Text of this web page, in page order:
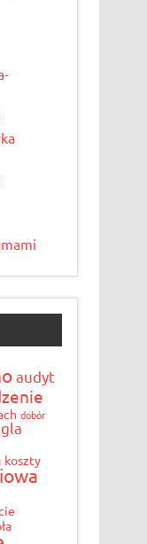
audyt
dobór
koszty